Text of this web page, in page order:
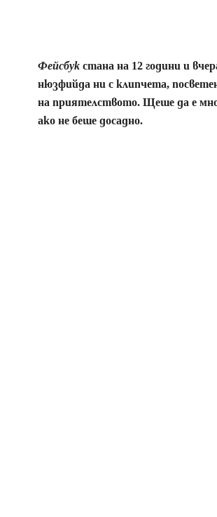
Фейсбукстана на 12 години и
нюзфийда ни с клипчета,
на приятелството. Щеше да е
ако не беше досадно.